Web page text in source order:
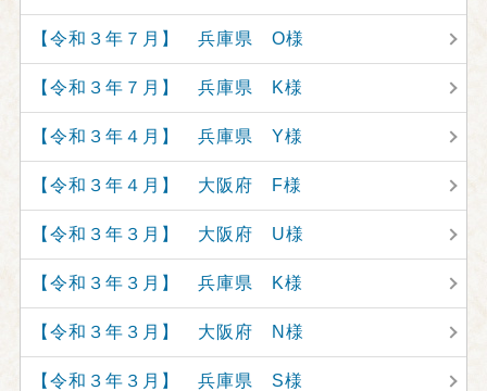
【令和３年７月】 兵庫県 O様
【令和３年７月】 兵庫県 K様
【令和３年４月】 兵庫県 Y様
【令和３年４月】 大阪府 F様
【令和３年３月】 大阪府 U様
【令和３年３月】 兵庫県 K様
【令和３年３月】 大阪府 N様
【令和３年３月】 兵庫県 S様